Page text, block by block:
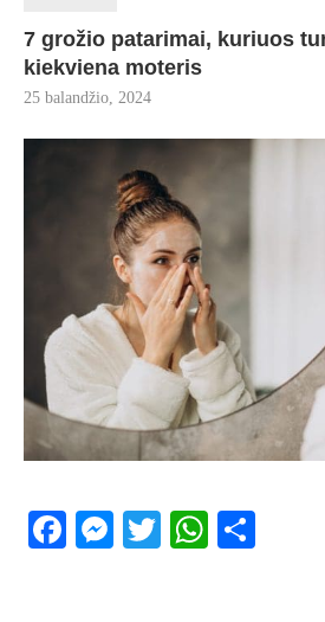
7 grožio patarimai, kuriuos
kiekviena moteris
25 balandžio, 2024
Facebook
Messenger
Twitter